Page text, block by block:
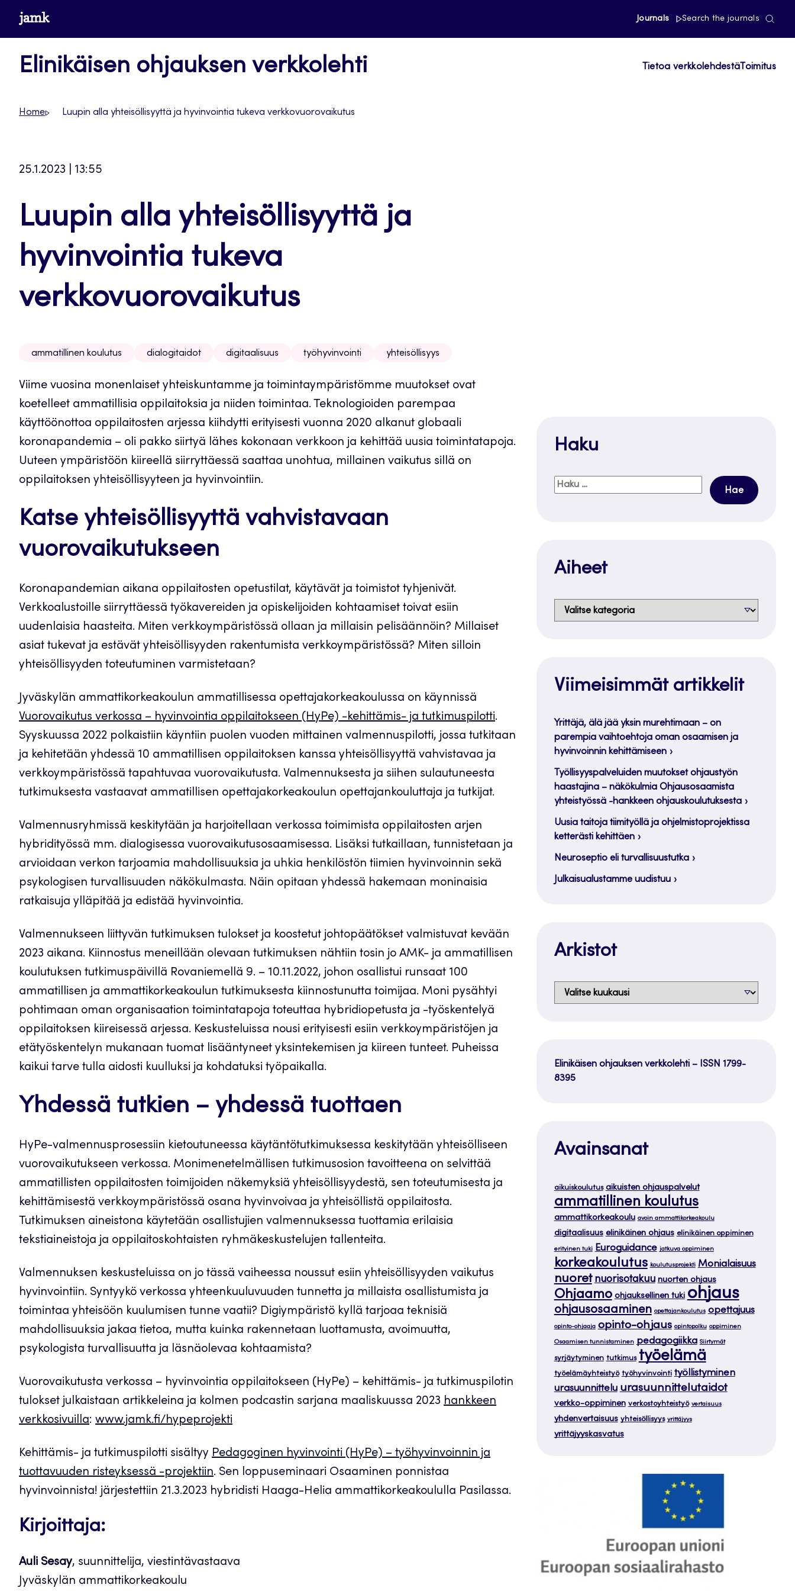
Siirrywww.jamk.fi Journals Search the journals
Elinikäisen ohjauksen verkkolehti Tietoa verkkolehdestä Toimitus
Home Luupin alla yhteisöllisyyttä ja hyvinvointia tukeva verkkovuorovaikutus
25.1.2023 | 13:55
Luupin alla yhteisöllisyyttä ja
hyvinvointia tukeva
verkkovuorovaikutus
ammatillinen koulutus dialogitaidot digitaalisuus työhyvinvointi yhteisöllisyys
Viime vuosina monenlaiset yhteiskuntamme ja toimintaympäristömme muutokset ovat
koetelleet ammatillisia oppilaitoksia ja niiden toimintaa. Teknologioiden parempaa
käyttöönottoa oppilaitosten arjessa kiihdytti erityisesti vuonna 2020 alkanut globaali
koronapandemia – oli pakko siirtyä lähes kokonaan verkkoon ja kehittää uusia toimintatapoja.
Uuteen ympäristöön kiireellä siirryttäessä saattaa unohtua, millainen vaikutus sillä on
oppilaitoksen yhteisöllisyyteen ja hyvinvointiin.
Katse yhteisöllisyyttä vahvistavaan
vuorovaikutukseen
Koronapandemian aikana oppilaitosten opetustilat, käytävät ja toimistot tyhjenivät.
Verkkoalustoille siirryttäessä työkavereiden ja opiskelijoiden kohtaamiset toivat esiin
uudenlaisia haasteita. Miten verkkoympäristössä ollaan ja millaisin pelisäännöin? Millaiset
asiat tukevat ja estävät yhteisöllisyyden rakentumista verkkoympäristössä? Miten silloin
yhteisöllisyyden toteutuminen varmistetaan?
Jyväskylän ammattikorkeakoulun ammatillisessa opettajakorkeakoulussa on käynnissä
Vuorovaikutus verkossa – hyvinvointia oppilaitokseen (HyPe) -kehittämis- ja tutkimuspilotti.
Syyskuussa 2022 polkaistiin käyntiin puolen vuoden mittainen valmennuspilotti, jossa tutkitaan
ja kehitetään yhdessä 10 ammatillisen oppilaitoksen kanssa yhteisöllisyyttä vahvistavaa ja
verkkoympäristössä tapahtuvaa vuorovaikutusta. Valmennuksesta ja siihen sulautuneesta
tutkimuksesta vastaavat ammatillisen opettajakorkeakoulun opettajankouluttaja ja tutkijat.
Valmennusryhmissä keskitytään ja harjoitellaan verkossa toimimista oppilaitosten arjen
hybridityössä mm. dialogisessa vuorovaikutusosaamisessa. Lisäksi tutkaillaan, tunnistetaan ja
arvioidaan verkon tarjoamia mahdollisuuksia ja uhkia henkilöstön tiimien hyvinvoinnin sekä
psykologisen turvallisuuden näkökulmasta. Näin opitaan yhdessä hakemaan moninaisia
ratkaisuja ylläpitää ja edistää hyvinvointia.
Valmennukseen liittyvän tutkimuksen tulokset ja koostetut johtopäätökset valmistuvat kevään
2023 aikana. Kiinnostus meneillään olevaan tutkimuksen nähtiin tosin jo AMK- ja ammatillisen
koulutuksen tutkimuspäivillä Rovaniemellä 9. – 10.11.2022, johon osallistui runsaat 100
ammatillisen ja ammattikorkeakoulun tutkimuksesta kiinnostunutta toimijaa. Moni pysähtyi
pohtimaan oman organisaation toimintatapoja toteuttaa hybridiopetusta ja -työskentelyä
oppilaitoksen kiireisessä arjessa. Keskusteluissa nousi erityisesti esiin verkkoympäristöjen ja
etätyöskentelyn mukanaan tuomat lisääntyneet yksintekemisen ja kiireen tunteet. Puheissa
kaikui tarve tulla aidosti kuulluksi ja kohdatuksi työpaikalla.
Yhdessä tutkien – yhdessä tuottaen
HyPe-valmennusprosessiin kietoutuneessa käytäntötutkimuksessa keskitytään yhteisölliseen
vuorovaikutukseen verkossa. Monimenetelmällisen tutkimusosion tavoitteena on selvittää
ammatillisten oppilaitosten toimijoiden näkemyksiä yhteisöllisyydestä, sen toteutumisesta ja
kehittämisestä verkkoympäristössä osana hyvinvoivaa ja yhteisöllistä oppilaitosta.
Tutkimuksen aineistona käytetään osallistujien valmennuksessa tuottamia erilaisia
tekstiaineistoja ja oppilaitoskohtaisten ryhmäkeskustelujen tallenteita.
Valmennuksen keskusteluissa on jo tässä vaiheessa noussut esiin yhteisöllisyyden vaikutus
hyvinvointiin. Syntyykö verkossa yhteenkuuluvuuden tunnetta ja millaista osallistumista ja
toimintaa yhteisöön kuulumisen tunne vaatii? Digiympäristö kyllä tarjoaa teknisiä
mahdollisuuksia jakaa tietoa, mutta kuinka rakennetaan luottamusta, avoimuutta,
psykologista turvallisuutta ja läsnäolevaa kohtaamista?
Vuorovaikutusta verkossa – hyvinvointia oppilaitokseen (HyPe) – kehittämis- ja tutkimuspilotin
tulokset julkaistaan artikkeleina ja kolmen podcastin sarjana maaliskuussa 2023 hankkeen
verkkosivuilla: www.jamk.fi/hypeprojekti
Kehittämis- ja tutkimuspilotti sisältyy Pedagoginen hyvinvointi (HyPe) – työhyvinvoinnin ja
tuottavuuden risteyksessä -projektiin. Sen loppuseminaari Osaaminen ponnistaa
hyvinvoinnista! järjestettiin 21.3.2023 hybridisti Haaga-Helia ammattikorkeakoululla Pasilassa.
Kirjoittaja:
Auli Sesay, suunnittelija, viestintävastaava
Jyväskylän ammattikorkeakoulu
Haku
Haku:
Aiheet
Aiheet
Viimeisimmät artikkelit
Yrittäjä, älä jää yksin murehtimaan – on
parempia vaihtoehtoja oman osaamisen ja
hyvinvoinnin kehittämiseen
Työllisyyspalveluiden muutokset ohjaustyön
haastajina – näkökulmia Ohjausosaamista
yhteistyössä -hankkeen ohjauskoulutuksesta
Uusia taitoja tiimityöllä ja ohjelmistoprojektissa
ketterästi kehittäen
Neuroseptio eli turvallisuustutka
Julkaisualustamme uudistuu
Arkistot
Arkistot
Elinikäisen ohjauksen verkkolehti – ISSN 1799-
8395
Avainsanat
aikuiskoulutus aikuisten ohjauspalvelut
ammatillinen koulutus
ammattikorkeakoulu avoin ammattikorkeakoulu
digitaalisuus elinikäinen ohjaus elinikäinen oppiminen
erityinen tuki Euroguidance jatkuva oppiminen
korkeakoulutus koulutusprojekti Monialaisuus
nuoret nuorisotakuu nuorten ohjaus
Ohjaamo ohjauksellinen tuki ohjaus
ohjausosaaminen opettajankoulutus opettajuus
opinto-ohjaaja opinto-ohjaus opintopolku oppiminen
Osaamisen tunnistaminen pedagogiikka Siirtymät
syrjäytyminen tutkimus työelämä
työelämäyhteistyö työhyvinvointi työllistyminen
urasuunnittelu urasuunnittelutaidot
verkko-oppiminen verkostoyhteistyö vertaisuus
yhdenvertaisuus yhteisöllisyys yrittäjyys
yrittäjyyskasvatus